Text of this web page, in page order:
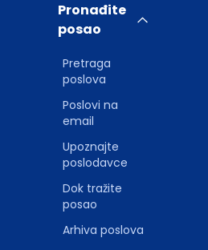
Pronađite
posao
Pretraga
poslova
Poslovi na
email
Upoznajte
poslodavce
Dok tražite
posao
Arhiva poslova